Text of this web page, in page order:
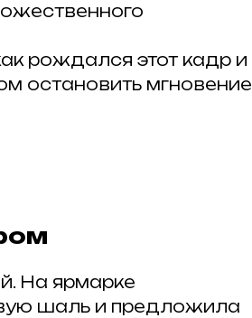
рождался этот кадр и
остановить мгновение
На ярмарке
шаль и предложила